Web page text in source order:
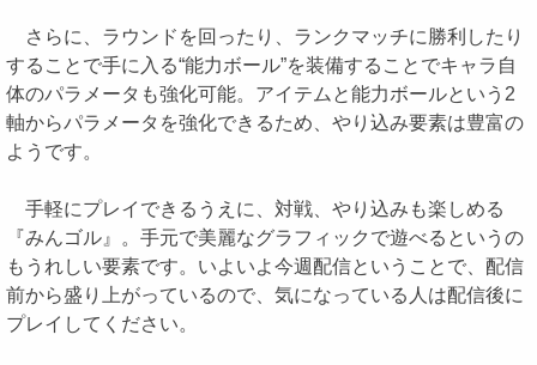
さらに、ラウンドを回ったり、ランクマッチに勝利したり
することで手に入る“能力ボール”を装備することでキャラ自
体のパラメータも強化可能。アイテムと能力ボールという2
軸からパラメータを強化できるため、やり込み要素は豊富の
ようです。
手軽にプレイできるうえに、対戦、やり込みも楽しめる
『みんゴル』。手元で美麗なグラフィックで遊べるというの
もうれしい要素です。いよいよ今週配信ということで、配信
前から盛り上がっているので、気になっている人は配信後に
プレイしてください。